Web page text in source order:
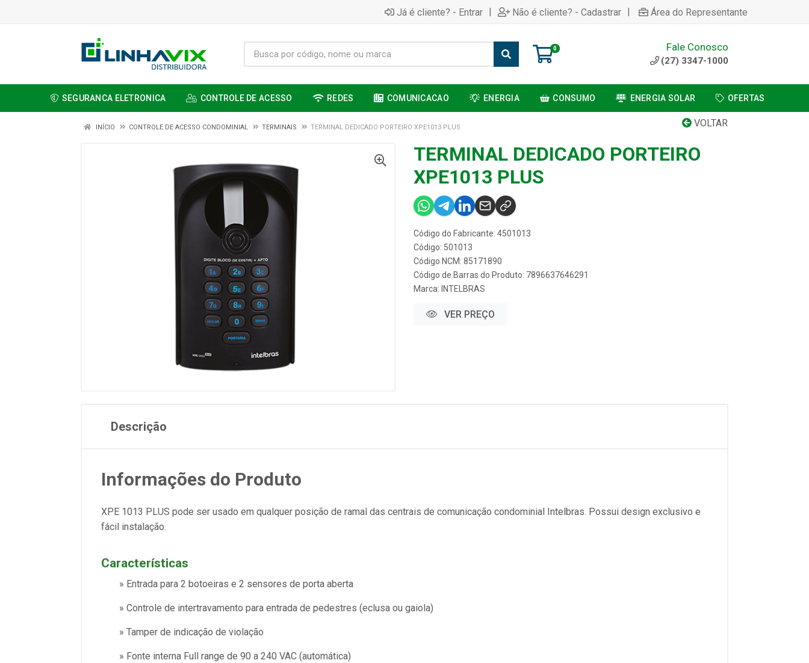
Já é cliente? - Entrar | Não é cliente? - Cadastrar | Área do Representante
0 Fale Conosco
(27) 3347-1000
SEGURANCA ELETRONICA CONTROLE DE ACESSO REDES COMUNICACAO ENERGIA CONSUMO ENERGIA SOLAR OFERTAS
VOLTAR
INÍCIO CONTROLE DE ACESSO CONDOMINIAL TERMINAIS TERMINAL DEDICADO PORTEIRO XPE1013 PLUS
TERMINAL DEDICADO PORTEIRO
XPE1013 PLUS
Código do Fabricante: 4501013
Código: 501013
Código NCM: 85171890
Código de Barras do Produto: 7896637646291
Marca: INTELBRAS
VER PREÇO
Descrição
Informações do Produto
XPE 1013 PLUS pode ser usado em qualquer posição de ramal das centrais de comunicação condominial Intelbras. Possui design exclusivo e
fácil instalação.
Características
» Entrada para 2 botoeiras e 2 sensores de porta aberta
» Controle de intertravamento para entrada de pedestres (eclusa ou gaiola)
» Tamper de indicação de violação
» Fonte interna Full range de 90 a 240 VAC (automática)